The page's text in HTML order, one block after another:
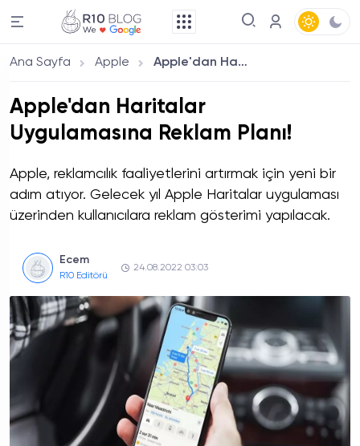
Ana Sayfa Apple Apple'dan Haritalar Uygulamasına Reklam Planı!
Apple'dan Haritalar
Uygulamasına Reklam Planı!
Apple, reklamcılık faaliyetlerini artırmak için yeni bir
adım atıyor. Gelecek yıl Apple Haritalar uygulaması
üzerinden kullanıcılara reklam gösterimi yapılacak.
Ecem
R10 Editörü
24.08.2022 03:03